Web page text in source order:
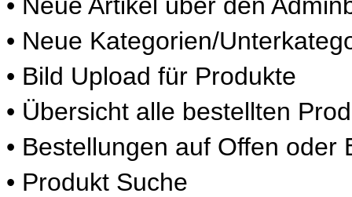
• Neue Kategorien/
• Bild Upload für Produkte
• Übersicht alle bestellten
• Bestellungen auf Offen oder
• Produkt Suche